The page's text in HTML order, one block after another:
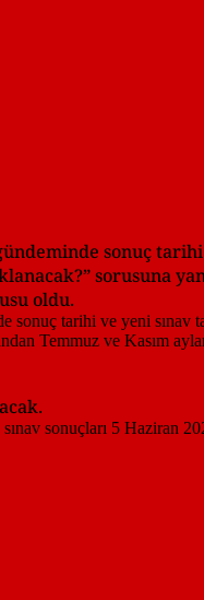
sonuç tarihi
sorusuna
oldu.